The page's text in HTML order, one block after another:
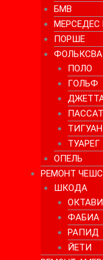
БМВ
МЕРСЕДЕС
ПОРШЕ
ПОЛО
ГОЛЬФ
ПАССАТ
ТИГУАН
ТУАРЕГ
ОПЕЛЬ
РЕМОНТ
ШКОДА
ФАБИА
РАПИД
ЙЕТИ